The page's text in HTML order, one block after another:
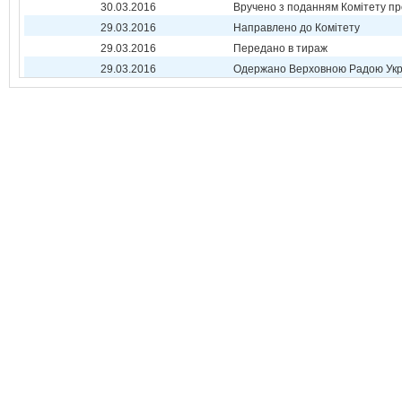
30.03.2016
Вручено з поданням Комітету
29.03.2016
Направлено до Комітету
29.03.2016
Передано в тираж
29.03.2016
Одержано Верховною Радою